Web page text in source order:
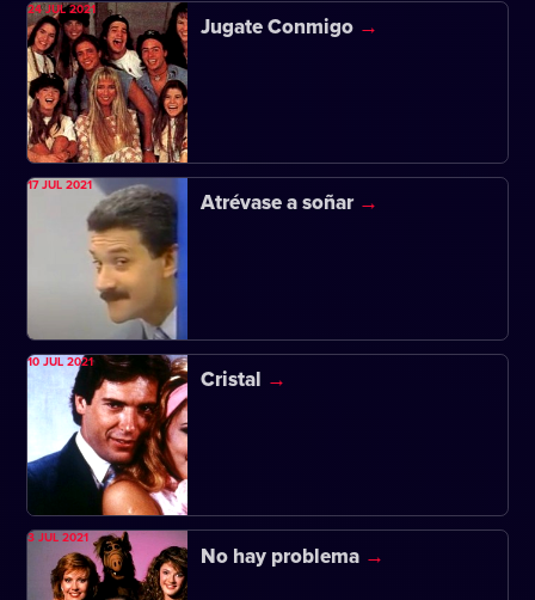
Jugate Conmigo
24 JUL 2021
Atrévase a soñar
17 JUL 2021
Cristal
10 JUL 2021
No hay problema
3 JUL 2021